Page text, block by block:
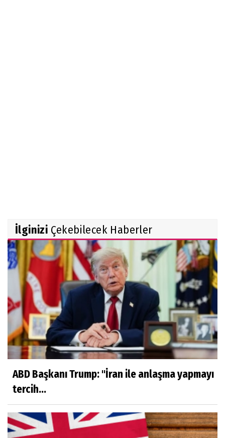
İlginizi Çekebilecek Haberler
ABD Başkanı Trump: "İran ile anlaşma yapmayı
tercih...